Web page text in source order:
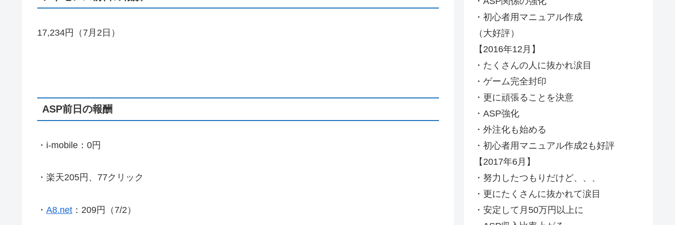
17,234円（7月2日）
ASP前日の報酬
・i-mobile：0円
・楽天205円、77クリック
・ A8.net ：209円（7/2）
・初心者用マニュアル作成
（大好評）
【2016年12月】
・たくさんの人に抜かれ涙目
・ゲーム完全封印
・更に頑張ることを決意
・ASP強化
・外注化も始める
・初心者用マニュアル作成2も好評
【2017年6月】
・努力したつもりだけど、、、
・更にたくさんに抜かれて涙目
・安定して月50万円以上に